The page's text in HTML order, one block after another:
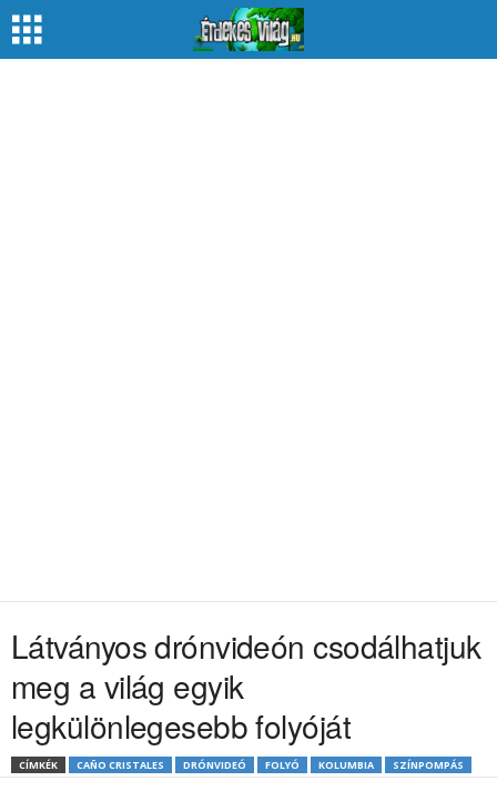
Látványos drónvideón csodálhatjuk
meg a világ egyik
legkülönlegesebb folyóját
CÍMKÉK CAÑO CRISTALES DRÓNVIDEÓ FOLYÓ KOLUMBIA SZÍNPOMPÁS